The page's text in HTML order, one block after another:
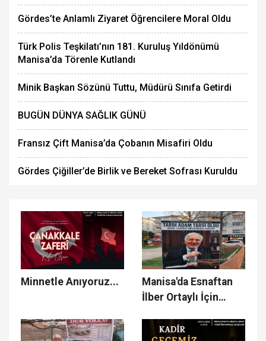
Gördes’te Anlamlı Ziyaret Öğrencilere Moral Oldu
Türk Polis Teşkilatı’nın 181. Kuruluş Yıldönümü
Manisa’da Törenle Kutlandı
Minik Başkan Sözünü Tuttu, Müdürü Sınıfa Getirdi
BUGÜN DÜNYA SAĞLIK GÜNÜ
Fransız Çift Manisa’da Çobanın Misafiri Oldu
Gördes Çiğiller’de Birlik ve Bereket Sofrası Kuruldu
Minnetle Anıyoruz...
Manisa'da Esnaftan
İlber Ortaylı İçin